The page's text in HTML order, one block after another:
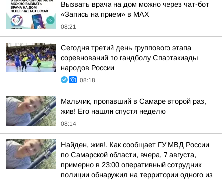
Вызвать врача на дом можно через чат-бот
«Запись на прием» в MAX
08:21
Сегодня третий день группового этапа
соревнований по гандболу Спартакиады
народов России
08:18
Мальчик, пропавший в Самаре второй раз,
жив! Его нашли спустя неделю
08:14
Найден, жив!. Как сообщает ГУ МВД России
по Самарской области, вчера, 7 августа,
примерно в 23:00 оперативный сотрудник
полиции обнаружил на территории одного из